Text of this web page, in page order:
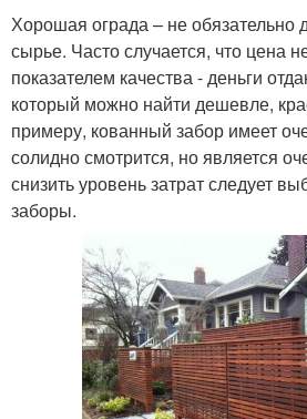
Хорошая ограда – не обязательно
сырье. Часто случается, что цена
показателем качества - деньги
который можно найти дешевле,
примеру, кованный забор имеет
солидно смотрится, но является
снизить уровень затрат следует
заборы.